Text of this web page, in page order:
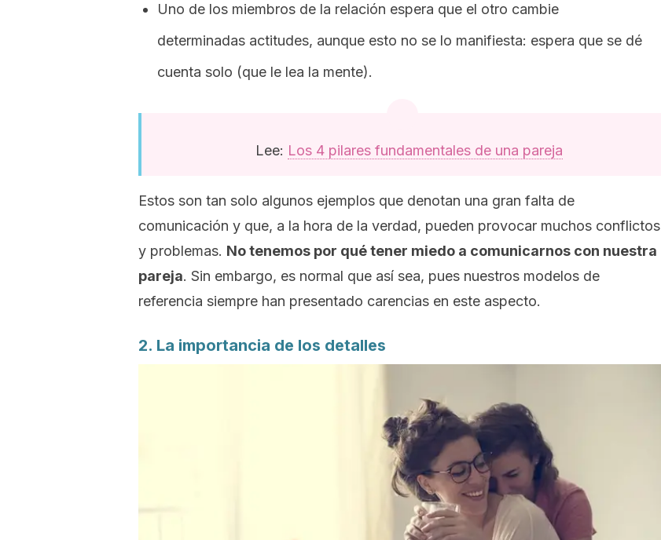
Uno de los miembros de la relación espera que el otro cambie
determinadas actitudes, aunque esto no se lo manifiesta: espera que se dé
cuenta solo (que le lea la mente).
Lee: Los 4 pilares fundamentales de una pareja
Estos son tan solo algunos ejemplos que denotan una gran falta de
comunicación y que, a la hora de la verdad, pueden provocar muchos conflictos
y problemas. No tenemos por qué tener miedo a comunicarnos con nuestra
pareja. Sin embargo, es normal que así sea, pues nuestros modelos de
referencia siempre han presentado carencias en este aspecto.
2. La importancia de los detalles